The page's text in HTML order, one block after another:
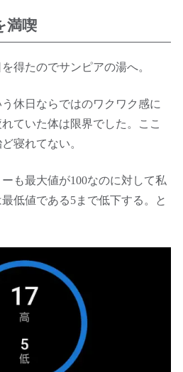
満喫
得たのでサンピアの湯へ。
休日ならではのワクワク感に
ていた体は限界でした。ここ
寝れてない。
も最大値が100なのに対して私
低値である5まで低下する。と